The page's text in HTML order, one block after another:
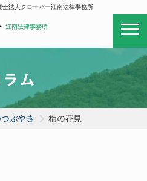
法人クローバー江南法律事務所
ム
ぶやき 梅の花見